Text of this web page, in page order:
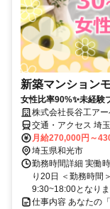
新築マンション
女性比率90%✨未経験
株式会社長谷工ア
交通・アクセス 埼
月給270,000円～
埼玉県和光市
勤務時間詳細 実働
り20日 ＜勤務時間
9:30~18:00となり
仕事内容 あなたの